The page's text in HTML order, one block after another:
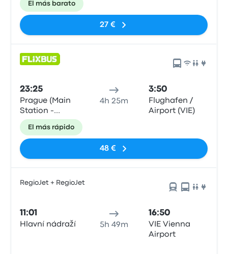
El más barato
27 €
23:25
Prague (Main
Station -
parking)
4h 25m
3:50
Flughafen /
Airport (VIE)
El más rápido
48 €
RegioJet + RegioJet
11:01
Hlavní nádraží 5h 49m
16:50
VIE Vienna
Airport